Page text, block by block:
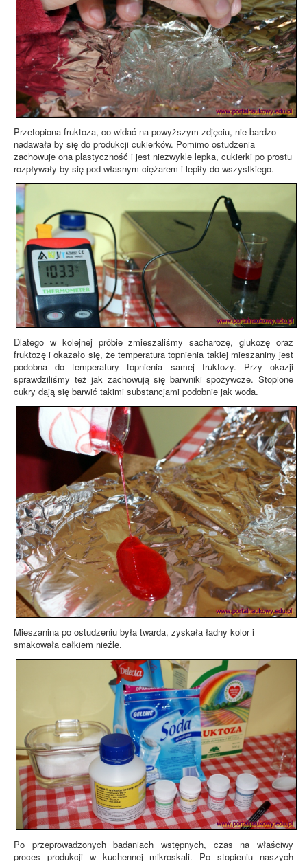
Przetopiona fruktoza, co widać na powyższym zdjęciu, nie bardzo
nadawała by się do produkcji cukierków. Pomimo ostudzenia
zachowuje ona plastyczność i jest niezwykle lepka, cukierki po prostu
rozpływały by się pod własnym ciężarem i lepiły do wszystkiego.
Dlatego w kolejnej próbie zmieszaliśmy sacharozę, glukozę oraz
fruktozę i okazało się, że temperatura topnienia takiej mieszaniny jest
podobna do temperatury topnienia samej fruktozy. Przy okazji
sprawdziliśmy też jak zachowują się barwniki spożywcze. Stopione
cukry dają się barwić takimi substancjami podobnie jak woda.
Mieszanina po ostudzeniu była twarda, zyskała ładny kolor i
smakowała całkiem nieźle.
Po przeprowadzonych badaniach wstępnych, czas na właściwy
proces produkcji w kuchennej mikroskali. Po stopieniu naszych